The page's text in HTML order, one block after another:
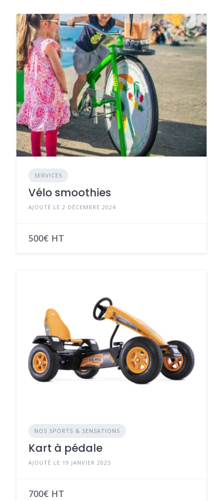
SERVICES
Vélo smoothies
AJOUTÉ LE 2 DÉCEMBRE 2024
500€ HT
NOS SPORTS & SENSATIONS
Kart à pédale
AJOUTÉ LE 19 JANVIER 2025
700€ HT